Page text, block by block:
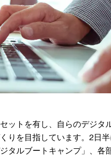
ットを有し、自らのデジタ
りを目指しています。2日
タルブートキャンプ」、各